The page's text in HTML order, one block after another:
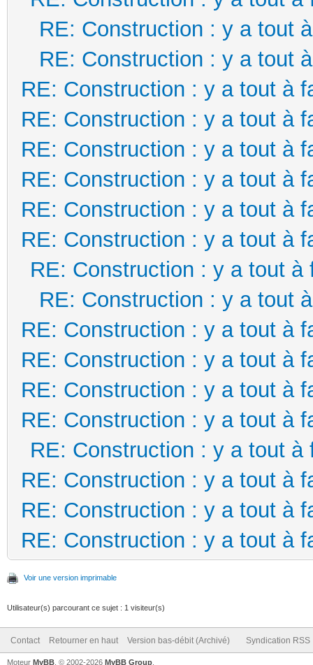
RE: Construction : y a tout
RE: Construction : y a tout
RE: Construction : y a tout à
RE: Construction : y a tout à
RE: Construction : y a tout à
RE: Construction : y a tout à
RE: Construction : y a tout à
RE: Construction : y a tout à
RE: Construction : y a tout à
RE: Construction : y a tout
RE: Construction : y a tout à
RE: Construction : y a tout à
RE: Construction : y a tout à
RE: Construction : y a tout à
RE: Construction : y a tout à
RE: Construction : y a tout à
RE: Construction : y a tout à
RE: Construction : y a tout à
Voir une version imprimable
Utilisateur(s) parcourant ce sujet : 1 visiteur(s)
Contact Retourner en haut Version bas-débit (Archivé) Syndication RSS
Moteur MyBB , © 2002-2026 MyBB Group